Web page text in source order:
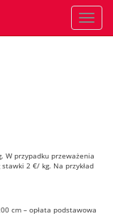
Toggle
W przypadku przeważenia
2 €/ kg. Na przykład
cm – opłata podstawowa